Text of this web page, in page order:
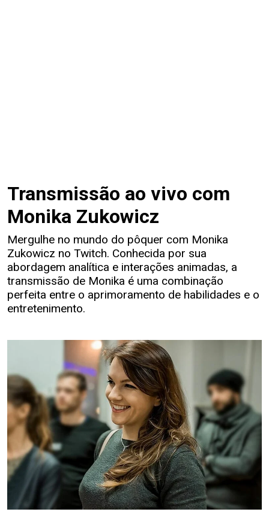
Transmissão ao vivo com
Monika Zukowicz
Mergulhe no mundo do pôquer com Monika
Zukowicz no Twitch. Conhecida por sua
abordagem analítica e interações animadas, a
transmissão de Monika é uma combinação
perfeita entre o aprimoramento de habilidades e o
entretenimento.